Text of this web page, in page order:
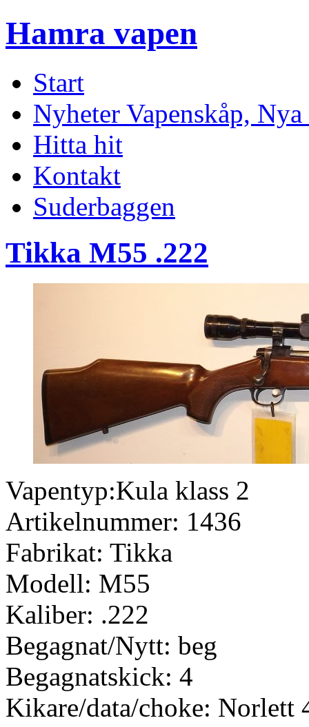
Hamra vapen
Start
Nyheter Vapenskåp,
Hitta hit
Kontakt
Suderbaggen
Tikka M55 .222
Vapentyp:Kula klass 2
Artikelnummer: 1436
Fabrikat: Tikka
Modell: M55
Kaliber: .222
Begagnat/Nytt: beg
Begagnatskick: 4
Kikare/data/choke: Norlett